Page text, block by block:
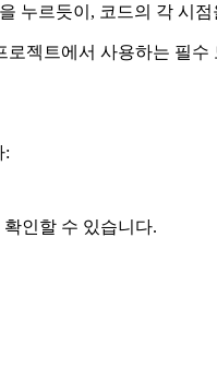
누르듯이, 코드의 각 시
젝트에서 사용하는 필수
:
인할 수 있습니다.